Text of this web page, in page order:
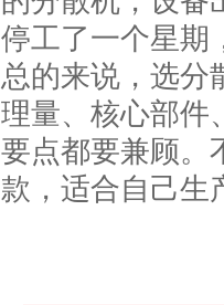
停工了一个星期
总的来说，选分
理量、核心部件
要点都要兼顾。
款，适合自己